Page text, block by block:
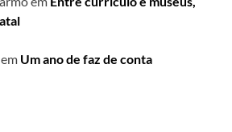
em Um ano de faz de conta